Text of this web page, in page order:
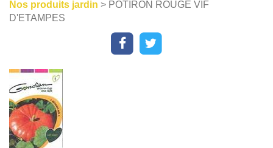
Nos produits jardin > POTIRON ROUGE VIF
D'ETAMPES